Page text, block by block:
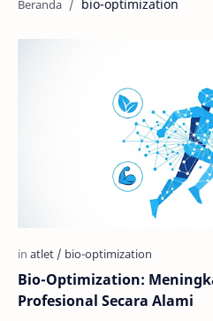
bio-optimization
Bio-Optimization:
Profesional Secara Alami